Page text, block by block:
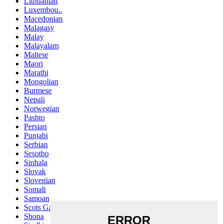
Luxembou..
Macedonian
Malagasy
Malay
Malayalam
Maltese
Maori
Marathi
Mongolian
Burmese
Nepali
Norwegian
Pashto
Persian
Punjabi
Serbian
Sesotho
Sinhala
Slovak
Slovenian
Somali
Samoan
Scots Gaelic
Shona